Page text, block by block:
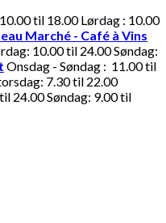
til 18.00 Lørdag : 10.00
Marché - Café à Vins
10.00 til 24.00 Søndag:
Onsdag - Søndag : 11.00 til
7.30 til 22.00
24.00 Søndag: 9.00 til